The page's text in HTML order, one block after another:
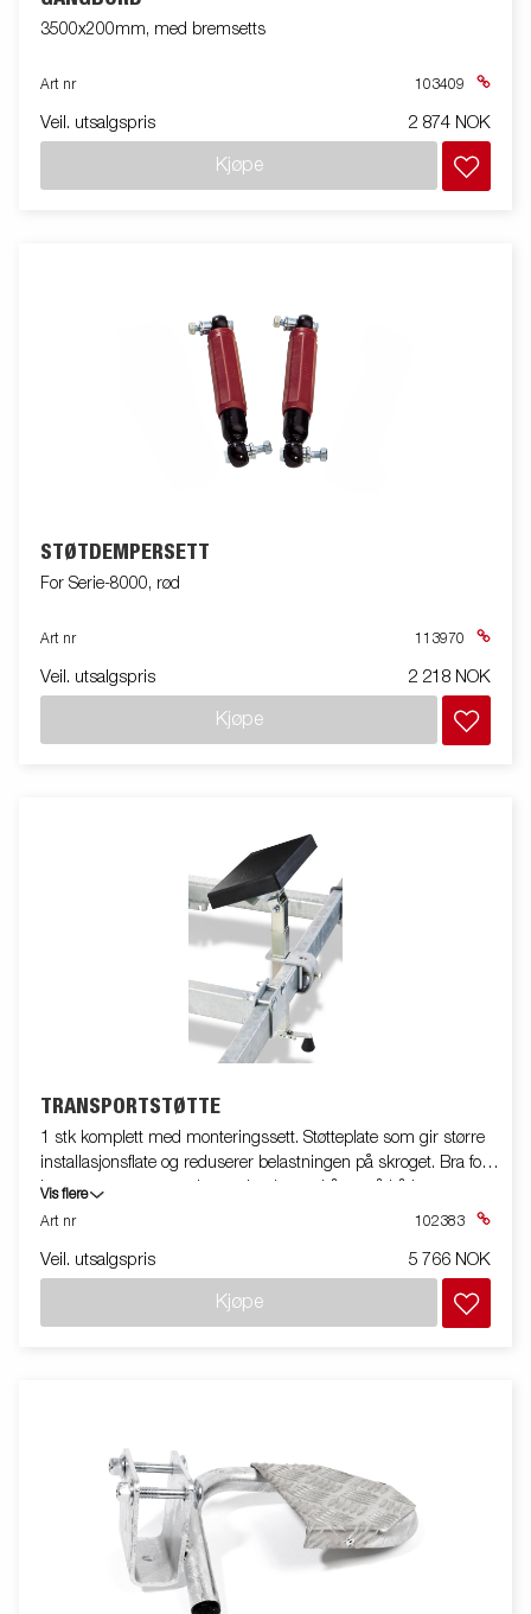
3500x200mm, med bremsetts
Art nr 103409
Veil. utsalgspris 2 874 NOK
Kjøpe
STØTDEMPERSETT
For Serie-8000, rød
Art nr 113970
Veil. utsalgspris 2 218 NOK
Kjøpe
TRANSPORTSTØTTE
1 stk komplett med monteringssett. Støtteplate som gir større
installasjonsflate og reduserer belastningen på skroget. Bra for
lengre transporter og lengre lagring av båten på båthengeren.
Vis flere
Art nr
102383
Veil. utsalgspris 5 766 NOK
Kjøpe